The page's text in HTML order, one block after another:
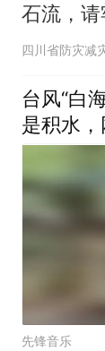
石流，
技能
四川省防灾减
台风“白
是积水，
先锋音乐